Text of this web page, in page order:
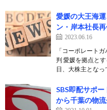
愛媛の大王海
ン・岸本社長
2023.06.16
「コーポレート
判 愛媛を拠点と
日、大株主とな
SBS即配サポー
から千葉の物